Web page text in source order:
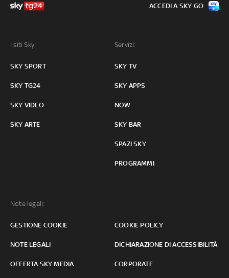
I siti Sky:
SKY SPORT
SKY TG24
SKY VIDEO
SKY ARTE
Servizi:
SKY TV
SKY APPS
NOW
SKY BAR
SPAZI SKY
PROGRAMMI
Note legali:
GESTIONE COOKIE COOKIE POLICY
NOTE LEGALI DICHIARAZIONE DI ACCESSIBILITÀ
OFFERTA SKY MEDIA CORPORATE
ACCEDI A SKY GO